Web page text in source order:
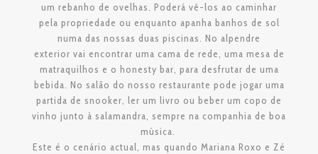
um rebanho de ovelhas. Poderá vê-los ao caminhar
pela propriedade ou enquanto apanha banhos de sol
numa das nossas duas piscinas. No alpendre
exterior vai encontrar uma cama de rede, uma mesa de
matraquilhos e o honesty bar, para desfrutar de uma
bebida. No salão do nosso restaurante pode jogar uma
partida de snooker, ler um livro ou beber um copo de
vinho junto à salamandra, sempre na companhia de boa
música.
Este é o cenário actual, mas quando Mariana Roxo e Zé